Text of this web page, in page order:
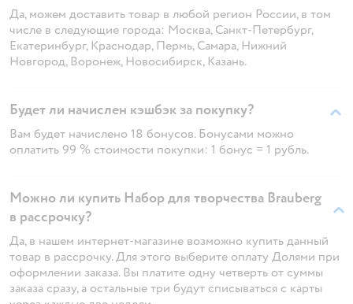
Да, можем доставить товар в любой регион России, в том
числе в следующие города: Москва, Санкт-Петербург,
Екатеринбург, Краснодар, Пермь, Самара, Нижний
Новгород, Воронеж, Новосибирск, Казань.
Будет ли начислен кэшбэк за покупку?
Вам будет начислено 18 бонусов. Бонусами можно
оплатить 99 % стоимости покупки: 1 бонус = 1 рубль.
Можно ли купить Набор для творчества Brauberg
в рассрочку?
Да, в нашем интернет-магазине возможно купить данный
товар в рассрочку. Для этого выберите оплату Долями при
оформлении заказа. Вы платите одну четверть от суммы
заказа сразу, а остальные три будут списываться с карты